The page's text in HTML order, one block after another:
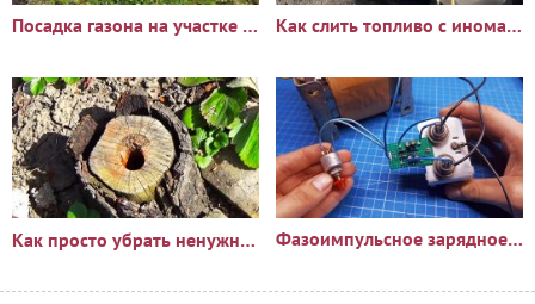
Посадка газона на участке с сорняками: опыт и результаты Как слить топливо с иномарки через горловину бака
Как просто убрать ненужный пень?🪵 Фазоимпульсное зарядное устройство своими руками